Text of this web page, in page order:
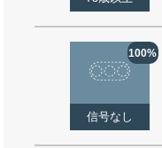
100%
信号なし